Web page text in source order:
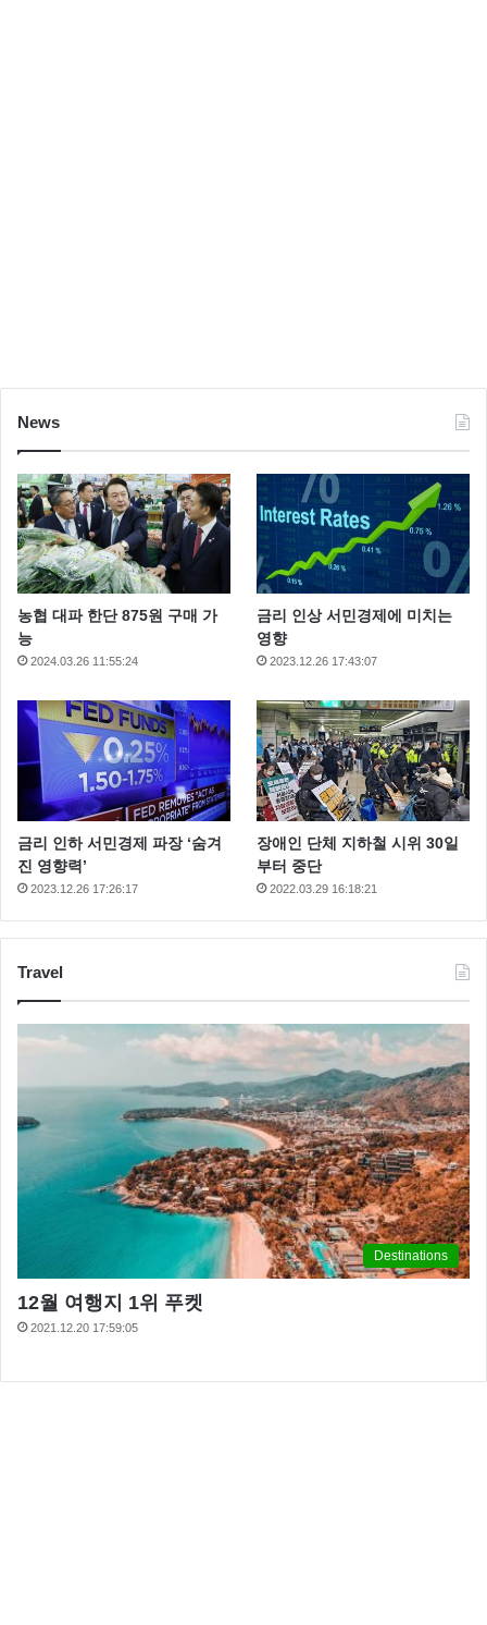
News
농협 대파 한단 875원 구매 가
능
2024.03.26 11:55:24
금리 인상 서민경제에 미치는
영향
2023.12.26 17:43:07
금리 인하 서민경제 파장 ‘숨겨
진 영향력’
2023.12.26 17:26:17
장애인 단체 지하철 시위 30일
부터 중단
2022.03.29 16:18:21
Travel
Destinations
12월 여행지 1위 푸켓
2021.12.20 17:59:05